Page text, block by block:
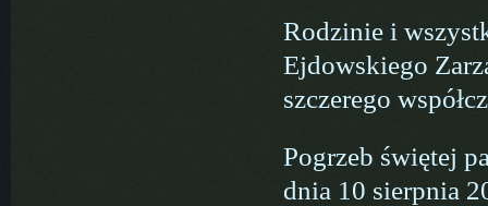
Rodzinie i
Ejdowskiego
szczerego
Pogrzeb świętej
dnia 10 sierpnia